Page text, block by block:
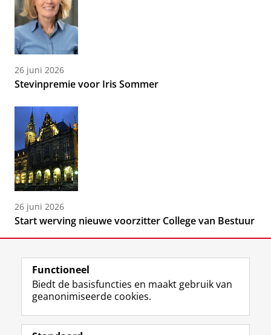
26 juni 2026
Stevinpremie voor Iris Sommer
26 juni 2026
Start werving nieuwe voorzitter College van Bestuur
Volg de RUG
F
a
L
i
R
S
I
n
Y
o
Functioneel
Biedt de basisfuncties en maakt gebruik van
geanonimiseerde cookies.